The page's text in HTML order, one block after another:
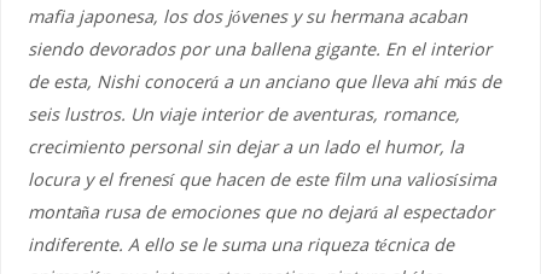
mafia japonesa, los dos jóvenes y su hermana acaban
siendo devorados por una ballena gigante. En el interior
de esta, Nishi conocerá a un anciano que lleva ahí más de
seis lustros. Un viaje interior de aventuras, romance,
crecimiento personal sin dejar a un lado el humor, la
locura y el frenesí que hacen de este film una valiosísima
montaña rusa de emociones que no dejará al espectador
indiferente. A ello se le suma una riqueza técnica de